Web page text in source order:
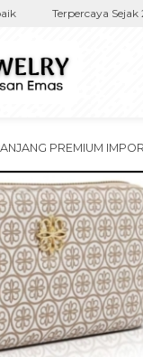
Terpercaya Sejak
PREMIUM